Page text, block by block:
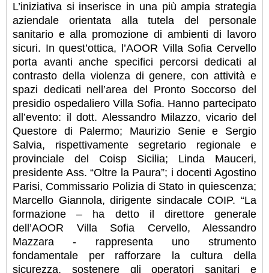
L’iniziativa si inserisce in una più ampia strategia
aziendale orientata alla tutela del personale
sanitario e alla promozione di ambienti di lavoro
sicuri. In quest’ottica, l’AOOR Villa Sofia Cervello
porta avanti anche specifici percorsi dedicati al
contrasto della violenza di genere, con attività e
spazi dedicati nell’area del Pronto Soccorso del
presidio ospedaliero Villa Sofia. Hanno partecipato
all’evento: il dott. Alessandro Milazzo, vicario del
Questore di Palermo; Maurizio Senie e Sergio
Salvia, rispettivamente segretario regionale e
provinciale del Coisp Sicilia; Linda Mauceri,
presidente Ass. “Oltre la Paura”; i docenti Agostino
Parisi, Commissario Polizia di Stato in quiescenza;
Marcello Giannola, dirigente sindacale COIP. “La
formazione – ha detto il direttore generale
dell’AOOR Villa Sofia Cervello, Alessandro
Mazzara - rappresenta uno strumento
fondamentale per rafforzare la cultura della
sicurezza, sostenere gli operatori sanitari e